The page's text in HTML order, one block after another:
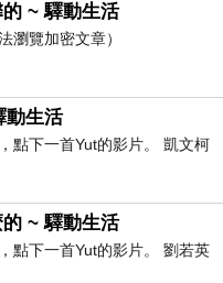
~ 驛動生活
瀏覽加密文章）
動生活
點下一首Yut的影片。 凱文柯
~ 驛動生活
點下一首Yut的影片。 劉若英